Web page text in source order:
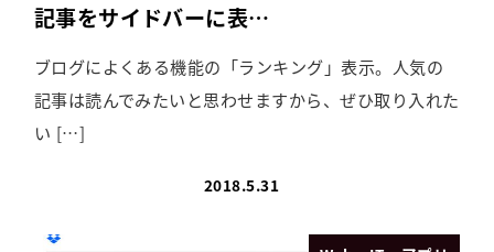
記事をサイドバーに表…
ブログによくある機能の「ランキング」表示。人気の
記事は読んでみたいと思わせますから、ぜひ取り入れた
い […]
2018.5.31